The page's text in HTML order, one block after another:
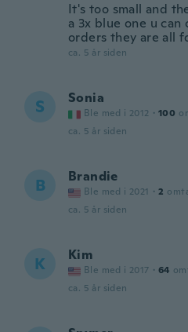
It's too small and
a 3x blue one u
orders they are all
ca. 5 år siden
S Sonia
Ble med i 2012 · 100
ca. 5 år siden
B Brandie
Ble med i 2021 · 2
ca. 5 år siden
K Kim
Ble med i 2017 · 64
ca. 5 år siden